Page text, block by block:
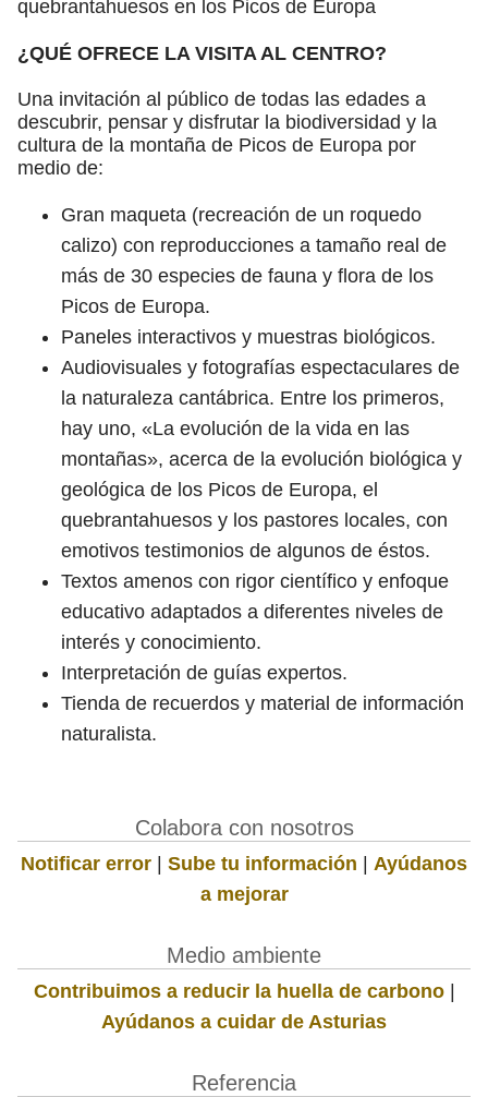
quebrantahuesos en los Picos de Europa
¿QUÉ OFRECE LA VISITA AL CENTRO?
Una invitación al público de todas las edades a
descubrir, pensar y disfrutar la biodiversidad y la
cultura de la montaña de Picos de Europa por
medio de:
Gran maqueta (recreación de un roquedo
calizo) con reproducciones a tamaño real de
más de 30 especies de fauna y flora de los
Picos de Europa.
Paneles interactivos y muestras biológicos.
Audiovisuales y fotografías espectaculares de
la naturaleza cantábrica. Entre los primeros,
hay uno, «La evolución de la vida en las
montañas», acerca de la evolución biológica y
geológica de los Picos de Europa, el
quebrantahuesos y los pastores locales, con
emotivos testimonios de algunos de éstos.
Textos amenos con rigor científico y enfoque
educativo adaptados a diferentes niveles de
interés y conocimiento.
Interpretación de guías expertos.
Tienda de recuerdos y material de información
naturalista.
Colabora con nosotros
Notificar error | Sube tu información | Ayúdanos
a mejorar
Medio ambiente
Contribuimos a reducir la huella de carbono|
Ayúdanos a cuidar de Asturias
Referencia